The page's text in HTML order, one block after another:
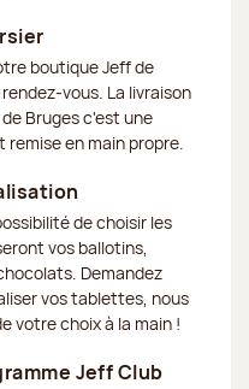
boutique Jeff de
vous. La livraison
Bruges c'est une
remise en main propre.
de choisir les
vos ballotins,
Demandez
vos tablettes, nous
votre choix à la main !
Jeff Club